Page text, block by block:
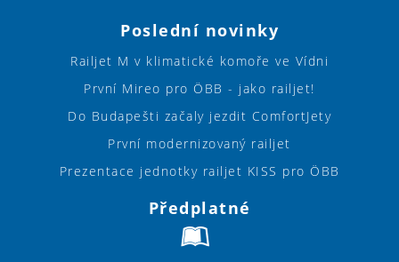
Poslední novinky
Railjet M v klimatické komoře ve Vídni
První Mireo pro ÖBB - jako railjet!
Do Budapešti začaly jezdit ComfortJety
První modernizovaný railjet
Prezentace jednotky railjet KISS pro ÖBB
Předplatné